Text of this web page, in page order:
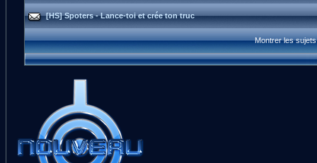
[HS] Spoters - Lance-toi et crée ton truc
Montrer les